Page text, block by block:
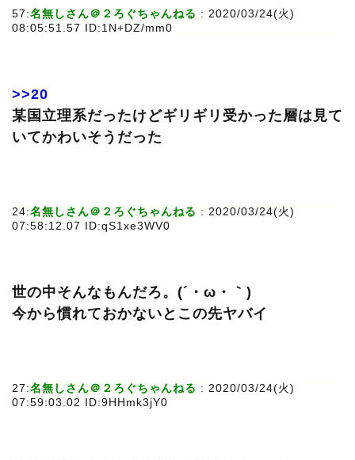
57:名無しさん＠２ろぐちゃんねる : 2020/03/24(火)
08:05:51.57 ID:1N+DZ/mm0
>>20
某国立理系だったけどギリギリ受かった層は見て
いてかわいそうだった
24:名無しさん＠２ろぐちゃんねる : 2020/03/24(火)
07:58:12.07 ID:qS1xe3WV0
世の中そんなもんだろ。(´・ω・｀)
今から慣れておかないとこの先ヤバイ
27:名無しさん＠２ろぐちゃんねる : 2020/03/24(火)
07:59:03.02 ID:9HHmk3jY0